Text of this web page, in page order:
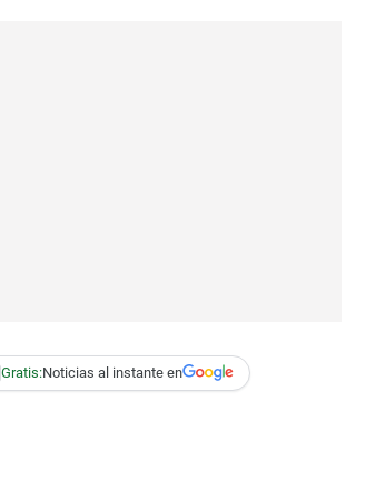
Gratis:Noticias al instante en